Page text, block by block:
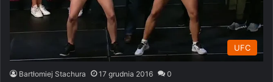
UFC
Bartłomiej Stachura 17 grudnia 2016 0